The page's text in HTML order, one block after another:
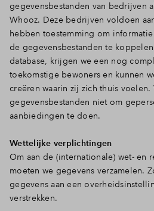
gegevensbestanden van bedrijven
Whooz. Deze bedrijven voldoen
hebben toestemming om
de gegevensbestanden te
database, krijgen we een nog
toekomstige bewoners en kunnen
creëren waarin zij zich thuis
gegevensbestanden niet om
aanbiedingen te doen.
Wettelijke verplichtingen
Om aan de (internationale) wet- en
moeten we gegevens verzamelen.
gegevens aan een
verstrekken.